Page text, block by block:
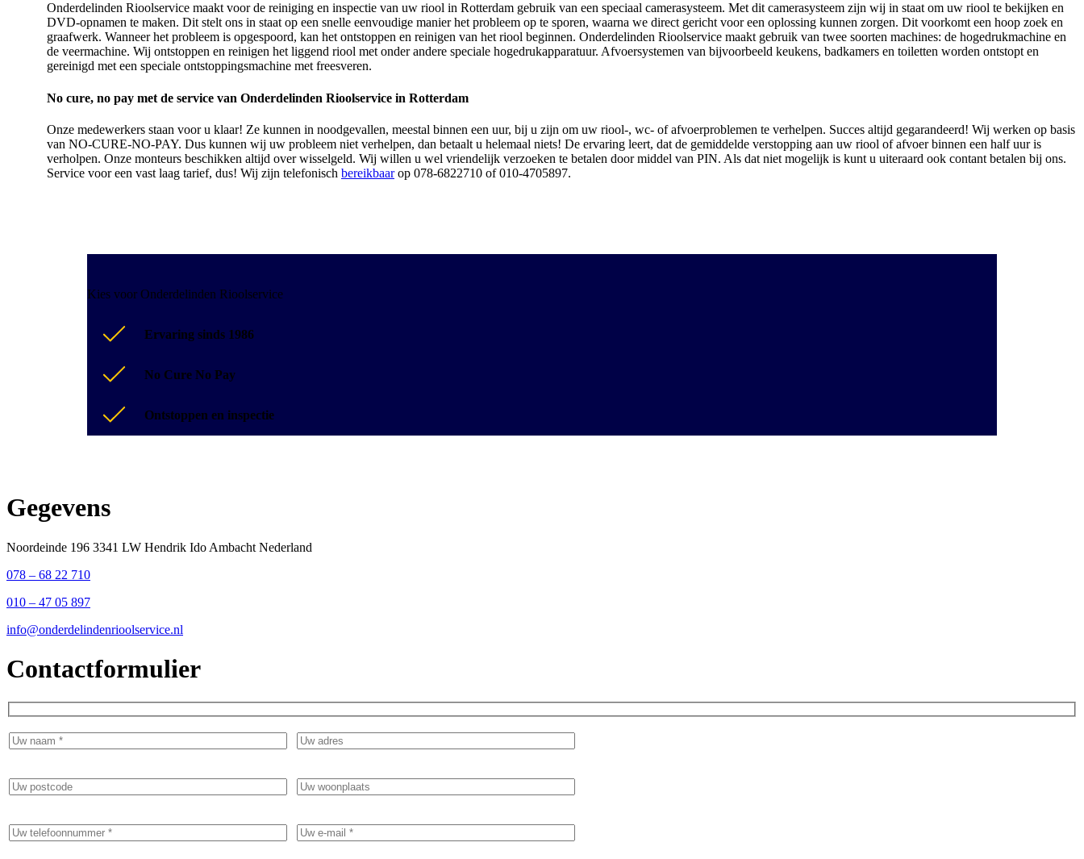
Onderdelinden Rioolservice maakt voor de reiniging en inspectie van uw riool in Rotterdam gebruik van een speciaal camerasysteem. Met dit camerasysteem zijn wij in staat om uw riool te bekijken en
DVD-opnamen te maken. Dit stelt ons in staat op een snelle eenvoudige manier het probleem op te sporen, waarna we direct gericht voor een oplossing kunnen zorgen. Dit voorkomt een hoop zoek en
graafwerk. Wanneer het probleem is opgespoord, kan het ontstoppen en reinigen van het riool beginnen. Onderdelinden Rioolservice maakt gebruik van twee soorten machines: de hogedrukmachine en
de veermachine. Wij ontstoppen en reinigen het liggend riool met onder andere speciale hogedrukapparatuur. Afvoersystemen van bijvoorbeeld keukens, badkamers en toiletten worden ontstopt en
gereinigd met een speciale ontstoppingsmachine met freesveren.
No cure, no pay met de service van Onderdelinden Rioolservice in Rotterdam
Onze medewerkers staan voor u klaar! Ze kunnen in noodgevallen, meestal binnen een uur, bij u zijn om uw riool-, wc- of afvoerproblemen te verhelpen. Succes altijd gegarandeerd! Wij werken op basis
van NO-CURE-NO-PAY. Dus kunnen wij uw probleem niet verhelpen, dan betaalt u helemaal niets! De ervaring leert, dat de gemiddelde verstopping aan uw riool of afvoer binnen een half uur is
verholpen. Onze monteurs beschikken altijd over wisselgeld. Wij willen u wel vriendelijk verzoeken te betalen door middel van PIN. Als dat niet mogelijk is kunt u uiteraard ook contant betalen bij ons.
Service voor een vast laag tarief, dus! Wij zijn telefonisch bereikbaarop 078-6822710 of 010-4705897.
Kies voor Onderdelinden Rioolservice
Ervaring sinds 1986
No Cure No Pay
Ontstoppen en inspectie
Gegevens
Noordeinde 196 3341 LW Hendrik Ido Ambacht Nederland
078 – 68 22 710
010 – 47 05 897
info@onderdelindenrioolservice.nl
Contactformulier